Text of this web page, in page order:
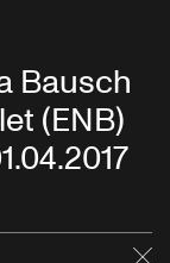
Bausch
(ENB)